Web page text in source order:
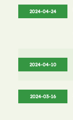
2024-04-24
2024-04-10
2024-03-16